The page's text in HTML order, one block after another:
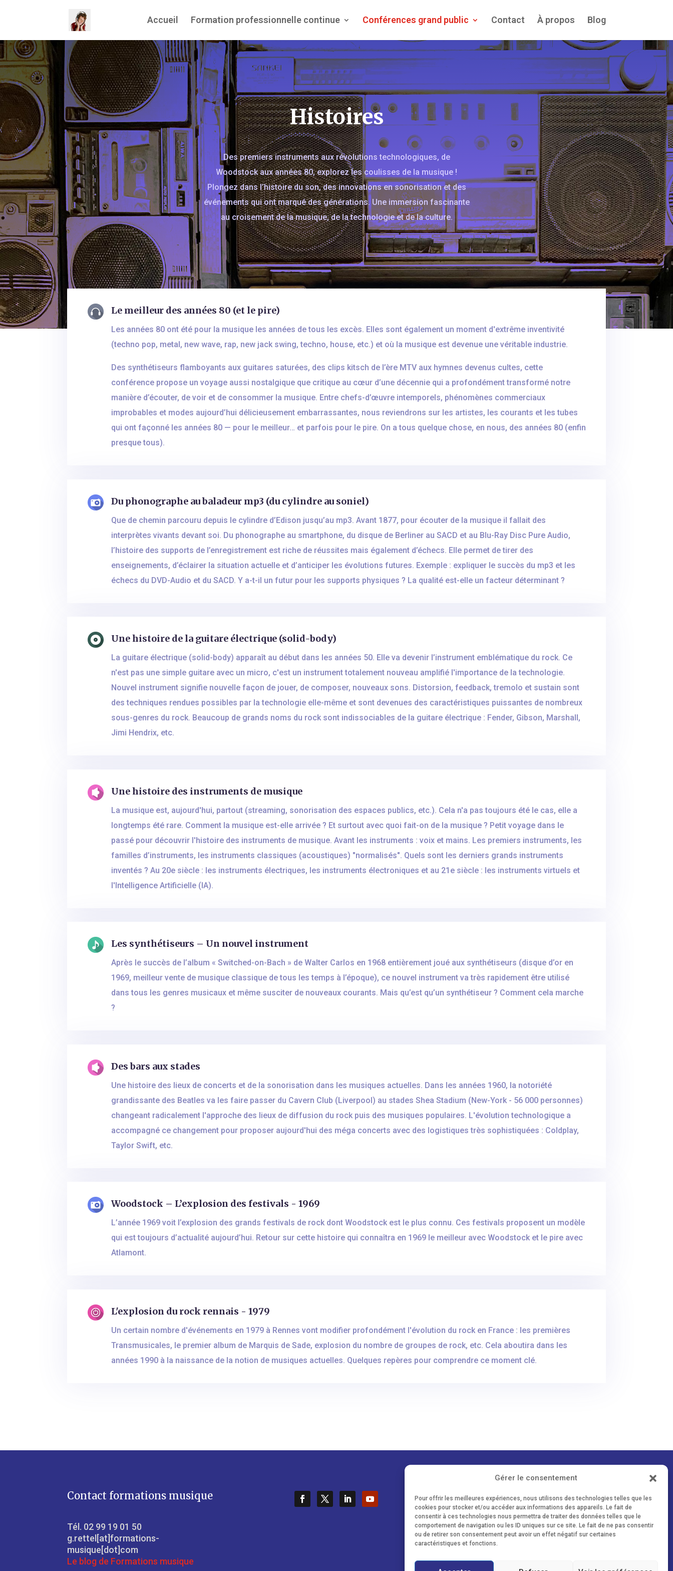
Gérer le consentement
Pour offrir les meilleures expériences, nous utilisons des technologies telles que les
cookies pour stocker et/ou accéder aux informations des appareils. Le fait de
consentir à ces technologies nous permettra de traiter des données telles que le
comportement de navigation ou les ID uniques sur ce site. Le fait de ne pas consentir
ou de retirer son consentement peut avoir un effet négatif sur certaines
caractéristiques et fonctions.
Accueil Formation professionnelle continue Conférences grand public Contact À propos Blog
Histoires
Des premiers instruments aux révolutions technologiques, de
Woodstock aux années 80, explorez les coulisses de la musique !
Plongez dans l’histoire du son, des innovations en sonorisation et des
événements qui ont marqué des générations. Une immersion fascinante
au croisement de la musique, de la technologie et de la culture.
Le meilleur des années 80 (et le pire)
Les années 80 ont été pour la musique les années de tous les excès. Elles sont également un moment d'extrême inventivité
(techno pop, metal, new wave, rap, new jack swing, techno, house, etc.) et où la musique est devenue une véritable industrie.
Des synthétiseurs flamboyants aux guitares saturées, des clips kitsch de l’ère MTV aux hymnes devenus cultes, cette
conférence propose un voyage aussi nostalgique que critique au cœur d’une décennie qui a profondément transformé notre
manière d’écouter, de voir et de consommer la musique. Entre chefs-d’œuvre intemporels, phénomènes commerciaux
improbables et modes aujourd’hui délicieusement embarrassantes, nous reviendrons sur les artistes, les courants et les tubes
qui ont façonné les années 80 — pour le meilleur… et parfois pour le pire. On a tous quelque chose, en nous, des années 80 (enfin
presque tous).
Du phonographe au baladeur mp3 (du cylindre au soniel)
Que de chemin parcouru depuis le cylindre d’Edison jusqu’au mp3. Avant 1877, pour écouter de la musique il fallait des
interprètes vivants devant soi. Du phonographe au smartphone, du disque de Berliner au SACD et au Blu-Ray Disc Pure Audio,
l’histoire des supports de l’enregistrement est riche de réussites mais également d’échecs. Elle permet de tirer des
enseignements, d’éclairer la situation actuelle et d’anticiper les évolutions futures. Exemple : expliquer le succès du mp3 et les
échecs du DVD-Audio et du SACD. Y a-t-il un futur pour les supports physiques ? La qualité est-elle un facteur déterminant ?
Une histoire de la guitare électrique (solid-body)
La guitare électrique (solid-body) apparaît au début dans les années 50. Elle va devenir l’instrument emblématique du rock. Ce
n'est pas une simple guitare avec un micro, c'est un instrument totalement nouveau amplifié l'importance de la technologie.
Nouvel instrument signifie nouvelle façon de jouer, de composer, nouveaux sons. Distorsion, feedback, tremolo et sustain sont
des techniques rendues possibles par la technologie elle-même et sont devenues des caractéristiques puissantes de nombreux
sous-genres du rock. Beaucoup de grands noms du rock sont indissociables de la guitare électrique : Fender, Gibson, Marshall,
Jimi Hendrix, etc.
Une histoire des instruments de musique
La musique est, aujourd'hui, partout (streaming, sonorisation des espaces publics, etc.). Cela n'a pas toujours été le cas, elle a
longtemps été rare. Comment la musique est-elle arrivée ? Et surtout avec quoi fait-on de la musique ? Petit voyage dans le
passé pour découvrir l'histoire des instruments de musique. Avant les instruments : voix et mains. Les premiers instruments, les
familles d’instruments, les instruments classiques (acoustiques) "normalisés". Quels sont les derniers grands instruments
inventés ? Au 20e siècle : les instruments électriques, les instruments électroniques et au 21e siècle : les instruments virtuels et
l'Intelligence Artificielle (IA).
Les synthétiseurs – Un nouvel instrument
Après le succès de l’album « Switched-on-Bach » de Walter Carlos en 1968 entièrement joué aux synthétiseurs (disque d’or en
1969, meilleur vente de musique classique de tous les temps à l’époque), ce nouvel instrument va très rapidement être utilisé
dans tous les genres musicaux et même susciter de nouveaux courants. Mais qu’est qu’un synthétiseur ? Comment cela marche
?
Des bars aux stades
Une histoire des lieux de concerts et de la sonorisation dans les musiques actuelles. Dans les années 1960, la notoriété
grandissante des Beatles va les faire passer du Cavern Club (Liverpool) au stades Shea Stadium (New-York - 56 000 personnes)
changeant radicalement l'approche des lieux de diffusion du rock puis des musiques populaires. L'évolution technologique a
accompagné ce changement pour proposer aujourd'hui des méga concerts avec des logistiques très sophistiquées : Coldplay,
Taylor Swift, etc.
Woodstock – L’explosion des festivals - 1969
L’année 1969 voit l’explosion des grands festivals de rock dont Woodstock est le plus connu. Ces festivals proposent un modèle
qui est toujours d’actualité aujourd’hui. Retour sur cette histoire qui connaîtra en 1969 le meilleur avec Woodstock et le pire avec
Atlamont.
L'explosion du rock rennais - 1979
Un certain nombre d'événements en 1979 à Rennes vont modifier profondément l'évolution du rock en France : les premières
Transmusicales, le premier album de Marquis de Sade, explosion du nombre de groupes de rock, etc. Cela aboutira dans les
années 1990 à la naissance de la notion de musiques actuelles. Quelques repères pour comprendre ce moment clé.
Contact formations musique
Tél. 02 99 19 01 50
g.rettel[at]formations-
musique[dot]com
Le blog de Formations musique
Mentions légales
Politique de cookies (UE)